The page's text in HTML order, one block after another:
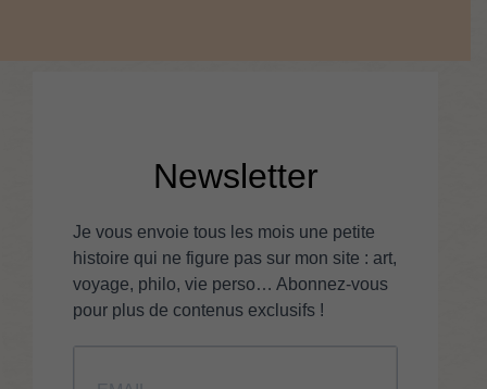
Newsletter
Je vous envoie tous les mois une petite
histoire qui ne figure pas sur mon site : art,
voyage, philo, vie perso… Abonnez-vous
pour plus de contenus exclusifs !